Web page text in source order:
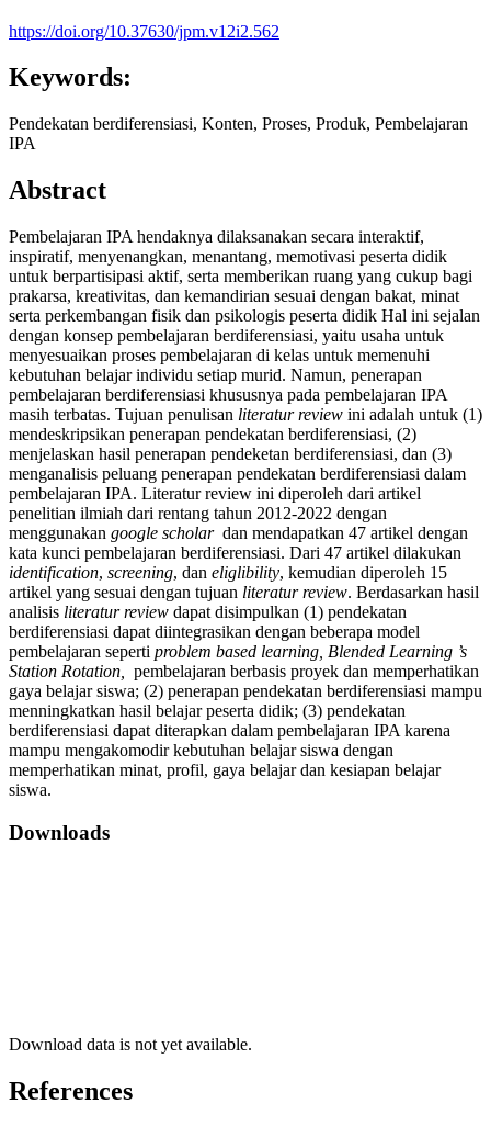
https://doi.org/10.37630/jpm.v12i2.562
Keywords:
Pendekatan berdiferensiasi, Konten, Proses, Produk, Pembelajaran
IPA
Abstract
Pembelajaran IPA hendaknya dilaksanakan secara interaktif,
inspiratif, menyenangkan, menantang, memotivasi peserta didik
untuk berpartisipasi aktif, serta memberikan ruang yang cukup bagi
prakarsa, kreativitas, dan kemandirian sesuai dengan bakat, minat
serta perkembangan fisik dan psikologis peserta didik Hal ini sejalan
dengan konsep pembelajaran berdiferensiasi, yaitu usaha untuk
menyesuaikan proses pembelajaran di kelas untuk memenuhi
kebutuhan belajar individu setiap murid. Namun, penerapan
pembelajaran berdiferensiasi khususnya pada pembelajaran IPA
masih terbatas. Tujuan penulisan literatur review ini adalah untuk (1)
mendeskripsikan penerapan pendekatan berdiferensiasi, (2)
menjelaskan hasil penerapan pendeketan berdiferensiasi, dan (3)
menganalisis peluang penerapan pendekatan berdiferensiasi dalam
pembelajaran IPA. Literatur review ini diperoleh dari artikel
penelitian ilmiah dari rentang tahun 2012-2022 dengan
menggunakan google scholar dan mendapatkan 47 artikel dengan
kata kunci pembelajaran berdiferensiasi. Dari 47 artikel dilakukan
identification, screening, dan eliglibility, kemudian diperoleh 15
artikel yang sesuai dengan tujuan literatur review. Berdasarkan hasil
analisis literatur review dapat disimpulkan (1) pendekatan
berdiferensiasi dapat diintegrasikan dengan beberapa model
pembelajaran seperti problem based learning, Blended Learning ’s
Station Rotation,
pembelajaran berbasis proyek dan memperhatikan
gaya belajar siswa; (2) penerapan pendekatan berdiferensiasi mampu
menningkatkan hasil belajar peserta didik; (3) pendekatan
berdiferensiasi dapat diterapkan dalam pembelajaran IPA karena
mampu mengakomodir kebutuhan belajar siswa dengan
memperhatikan minat, profil, gaya belajar dan kesiapan belajar
siswa.
Downloads
Download data is not yet available.
References